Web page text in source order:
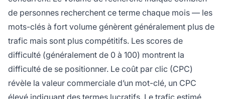
de personnes recherchent ce terme chaque mois — les
mots-clés à fort volume génèrent généralement plus de
trafic mais sont plus compétitifs. Les scores de
difficulté (généralement de 0 à 100) montrent la
difficulté de se positionner. Le coût par clic (CPC)
révèle la valeur commerciale d’un mot-clé, un CPC